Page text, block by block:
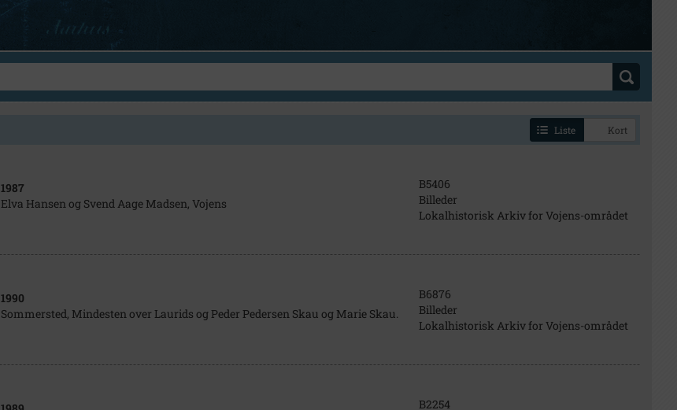
Liste Kort
1987
Elva Hansen og Svend Aage Madsen, Vojens
B5406
Billeder
Lokalhistorisk Arkiv for Vojens-området
1990
Sommersted, Mindesten over Laurids og Peder Pedersen Skau og Marie Skau.
B6876
Billeder
Lokalhistorisk Arkiv for Vojens-området
B2254